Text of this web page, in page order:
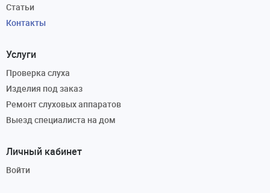
Статьи
Контакты
Услуги
Проверка слуха
Изделия под заказ
Ремонт слуховых аппаратов
Выезд специалиста на дом
Личный кабинет
Войти